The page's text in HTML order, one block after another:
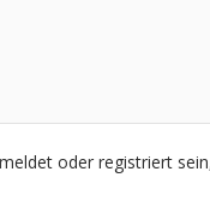
oder registriert